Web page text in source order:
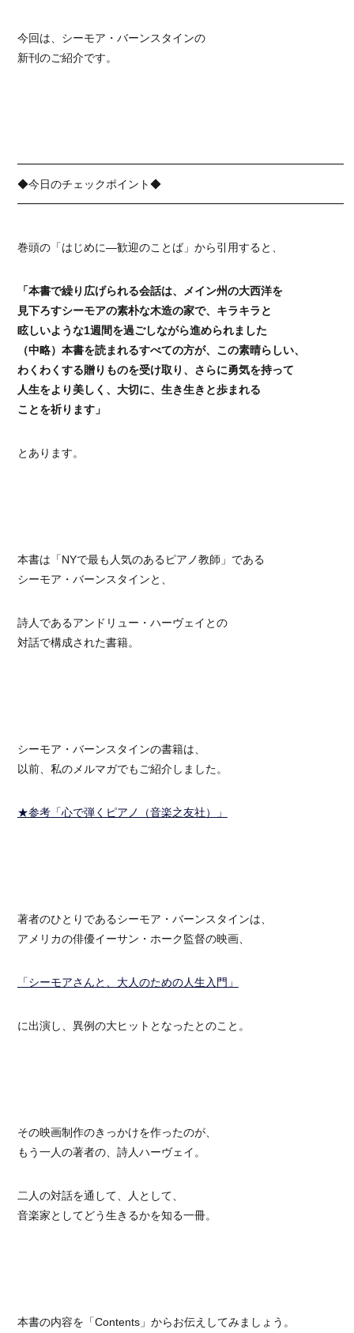
今回は、シーモア・バーンスタインの
新刊のご紹介です。
◆今日のチェックポイント◆
巻頭の「はじめに―歓迎のことば」から引用すると、
「本書で繰り広げられる会話は、メイン州の大西洋を
見下ろすシーモアの素朴な木造の家で、キラキラと
眩しいような1週間を過ごしながら進められました
（中略）本書を読まれるすべての方が、この素晴らしい、
わくわくする贈りものを受け取り、さらに勇気を持って
人生をより美しく、大切に、生き生きと歩まれる
ことを祈ります」
とあります。
本書は「NYで最も人気のあるピアノ教師」である
シーモア・バーンスタインと、
詩人であるアンドリュー・ハーヴェイとの
対話で構成された書籍。
シーモア・バーンスタインの書籍は、
以前、私のメルマガでもご紹介しました。
★参考「心で弾くピアノ（音楽之友社）」
著者のひとりであるシーモア・バーンスタインは、
アメリカの俳優イーサン・ホーク監督の映画、
「シーモアさんと、大人のための人生入門」
に出演し、異例の大ヒットとなったとのこと。
その映画制作のきっかけを作ったのが、
もう一人の著者の、詩人ハーヴェイ。
二人の対話を通して、人として、
音楽家としてどう生きるかを知る一冊。
本書の内容を「Contents」からお伝えしてみましょう。